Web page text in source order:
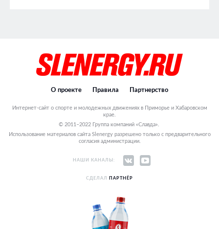
О проекте Правила Партнерство
Интернет-сайт о спорте и молодежных движениях в Приморье и Хабаровском
крае.
© 2011–2022 Группа компаний «Славда».
Использование материалов сайта Slenergy разрешено только с предварительного
согласия администрации.
НАШИ КАНАЛЫ:
СДЕЛАЛ ПАРТНЁР